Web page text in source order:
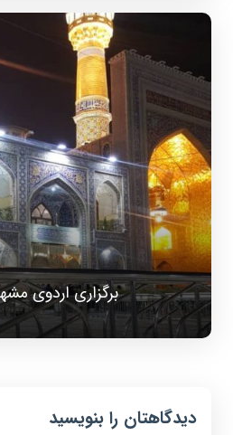
برگزاری اردوی
دیدگاهتان را بنویسید